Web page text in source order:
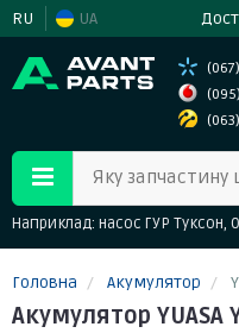
RU UA
(067)
(095)
(063)
Яку запчастину
Наприклад: насос ГУР Туксон,
Головна Акумулятор
Акумулятор YUASA